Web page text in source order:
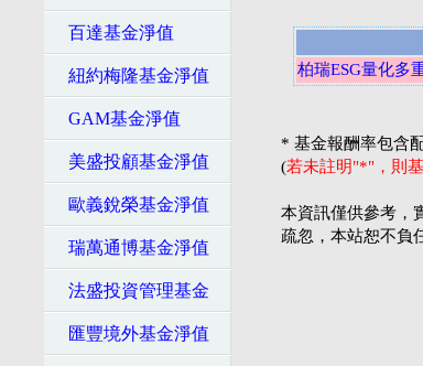
百達基金淨值
紐約梅隆基金淨值
GAM基金淨值
美盛投顧基金淨值
歐義銳榮基金淨值
瑞萬通博基金淨值
法盛投資管理基金
匯豐境外基金淨值
柏瑞ESG量化多
* 基金報酬率包含
(若未註明"*"，則
本資訊僅供參考，
疏忽，本站恕不負